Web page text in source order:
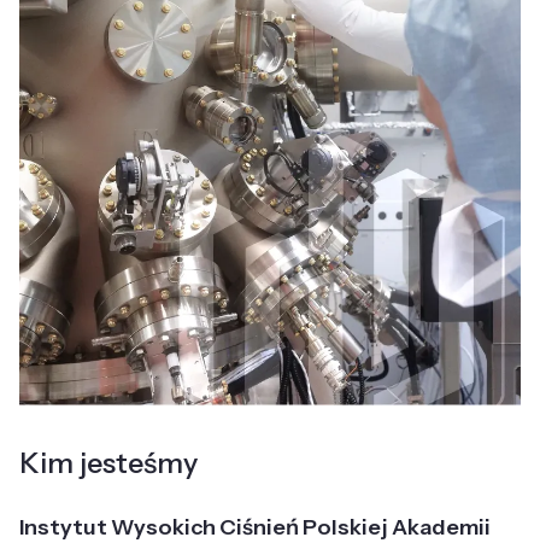
Kim jesteśmy
Instytut Wysokich Ciśnień Polskiej Akademii